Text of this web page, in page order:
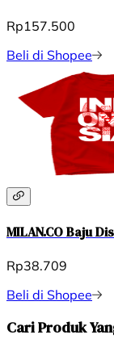
Rp157.500
Beli di Shopee
MILAN.CO Baju
Rp38.709
Beli di Shopee
Cari Produk